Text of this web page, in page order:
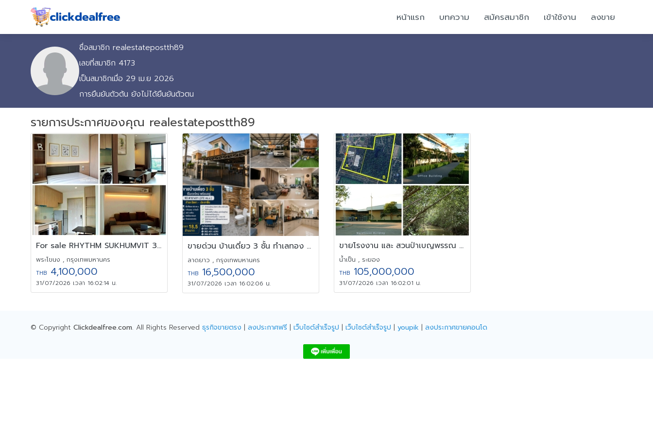
หน้าแรก บทความ สมัครสมาชิก เข้าใช้งาน ลงขาย
ชื่อสมาชิก realestatepostth89
เลขที่สมาชิก 4173
เป็นสมาชิกเมื่อ 29 เม.ย 2026
การยืนยันตัวต้น ยังไม่ได้ยืนยันตัวตน
รายการประกาศของคุณ realestatepostth89
For sale RHYTHM SUKHUMVIT 36-38 ใจกลางทองหล่อ ใกล้ BTS ชั้น 10
พระโขนง , กรุงเทพมหานคร
THB 4,100,000
31/07/2026 เวลา 16:02:14 น.
ขายด่วน บ้านเดี่ยว 3 ชั้น ทำเลทอง รัชดา-ประชาชื่น รีโนเวทใหม่
ลาดยาว , กรุงเทพมหานคร
THB 16,500,000
31/07/2026 เวลา 16:02:06 น.
ขายโรงงาน และ สวนป่าเบญพรรณ อายุ 25 ปี อ.เขาชะเมา จ.ระยอง
น้ำเป็น , ระยอง
THB 105,000,000
31/07/2026 เวลา 16:02:01 น.
© Copyright Clickdealfree.com. All Rights Reserved ธุรกิจขายตรง | ลงประกาศฟรี | เว็บไซต์สำเร็จรูป | เว็บไซต์สำเร็จรูป | youpik | ลงประกาศขายคอนโด